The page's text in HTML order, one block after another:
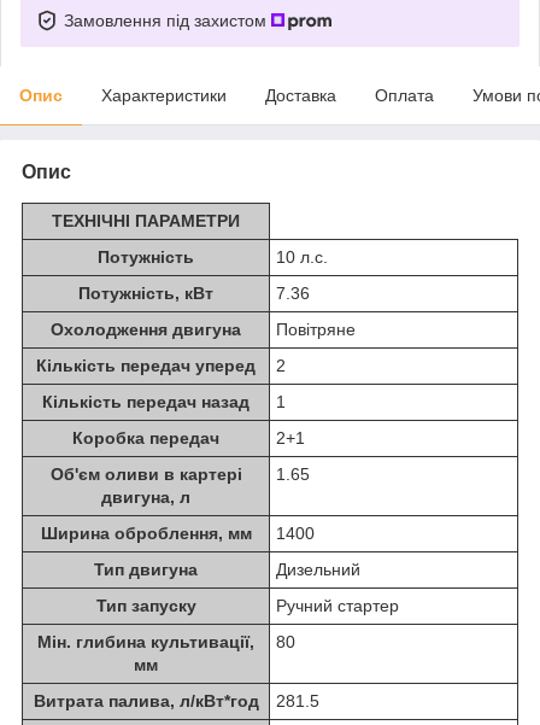
Замовлення під захистом
Опис Характеристики Доставка Оплата Умови
Опис
ТЕХНІЧНІ ПАРАМЕТРИ
Потужність
10 л.с.
Потужність, кВт
7.36
Охолодження двигуна
Повітряне
Кількість передач уперед
2
Кількість передач назад
1
Коробка передач
2+1
Об'єм оливи в картері
двигуна, л
1.65
Ширина оброблення, мм
1400
Тип двигуна
Дизельний
Тип запуску
Ручний стартер
Мін. глибина культивації,
мм
80
Витрата палива, л/кВт*год
281.5